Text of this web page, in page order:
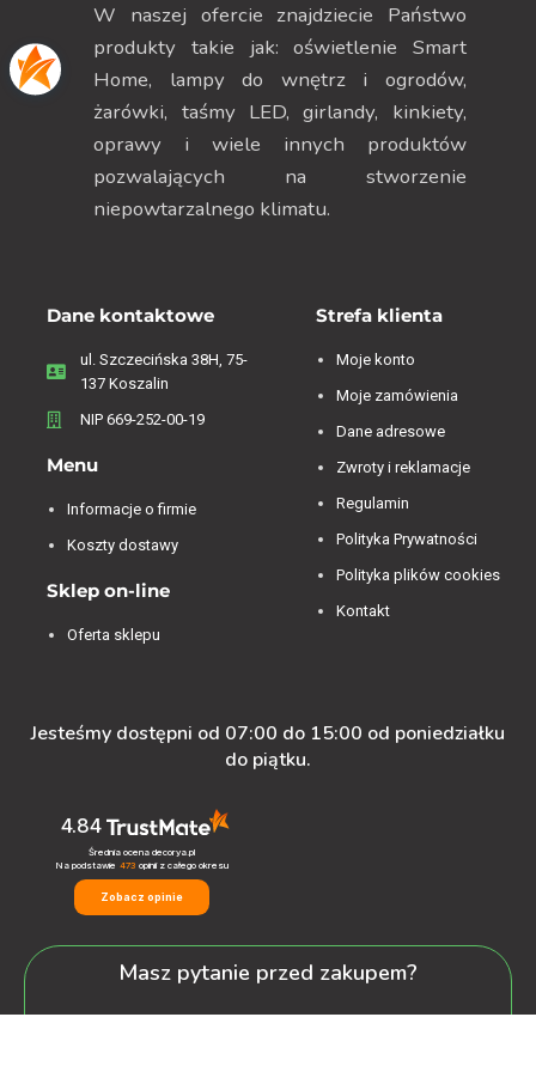
W naszej ofercie znajdziecie Państwo
produkty takie jak: oświetlenie Smart
Home, lampy do wnętrz i ogrodów,
żarówki, taśmy LED, girlandy, kinkiety,
oprawy i wiele innych produktów
pozwalających na stworzenie
niepowtarzalnego klimatu.
Dane kontaktowe
ul. Szczecińska 38H, 75-
137 Koszalin
NIP 669-252-00-19
Menu
Informacje o firmie
Koszty dostawy
Sklep on-line
Oferta sklepu
Strefa klienta
Moje konto
Moje zamówienia
Dane adresowe
Zwroty i reklamacje
Regulamin
Polityka Prywatności
Polityka plików cookies
Kontakt
Jesteśmy dostępni od 07:00 do 15:00 od poniedziałku
do piątku.
4.84
Średnia ocena decorya.pl
Na podstawie 473 opinii z całego okresu
Zobacz opinie
Masz pytanie przed zakupem?